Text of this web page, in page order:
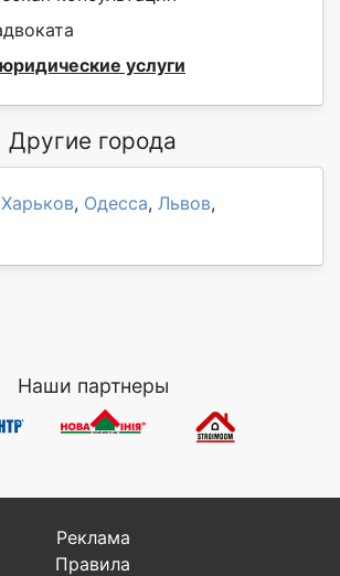
услуги
Другие города
Харьков, Одесса, Львов,
Наши партнеры
Реклама
Правила